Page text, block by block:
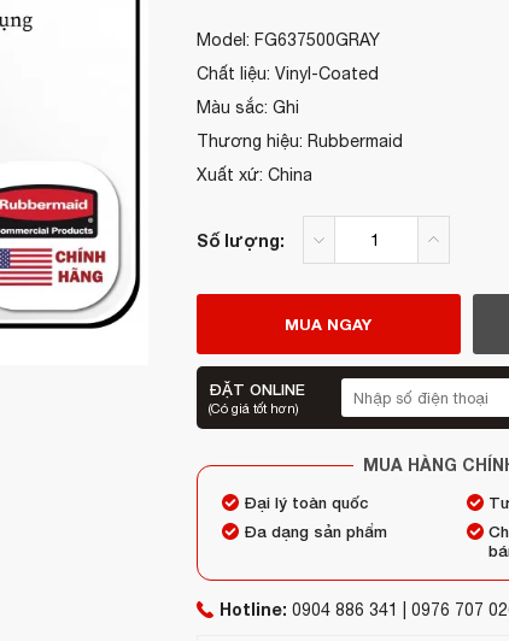
Model: FG637500GRAY
Chất liệu: Vinyl-Coated
Màu sắc: Ghi
Thương hiệu: Rubbermaid
Xuất xứ: China
Số lượng:
MUA NGAY
ĐẶT ONLINE
(Có giá tốt hơn)
MUA HÀNG
Đại lý toàn quốc
Đa dạng sản phẩm
Hotline: 0904 886 341 | 0976 707